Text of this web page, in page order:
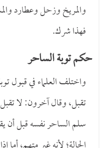
والمريخ وزحل وعطارد
فهذا شرك.
حكم توبة الساحر
واختلف العلماء في قبول
تقبل، وقال آخرون: لا
سلم الساحر نفسه قبل أن